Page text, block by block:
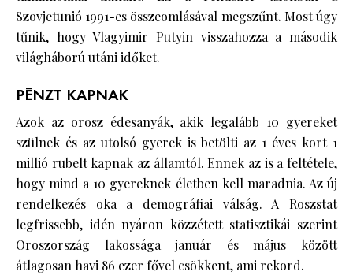
Szovjetunió 1991-es összeomlásával megszűnt. Most úgy
tűnik, hogyVlagyimir Putyin visszahozza a második
világháború utáni időket.
PÉNZT KAPNAK
Azok az orosz édesanyák, akik legalább 10 gyereket
szülnek és az utolsó gyerek is betölti az 1 éves kort 1
millió rubelt kapnak az államtól. Ennek az is a feltétele,
hogy mind a 10 gyereknek életben kell maradnia. Az új
rendelkezés oka a demográfiai válság. A Roszstat
legfrissebb, idén nyáron közzétett statisztikái szerint
Oroszország lakossága január és május között
átlagosan havi 86 ezer fővel csökkent, ami rekord.